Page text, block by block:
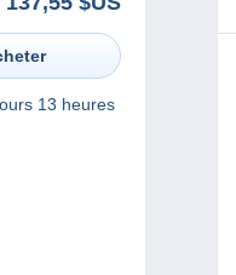
Gustave
Bayard,
13 heures